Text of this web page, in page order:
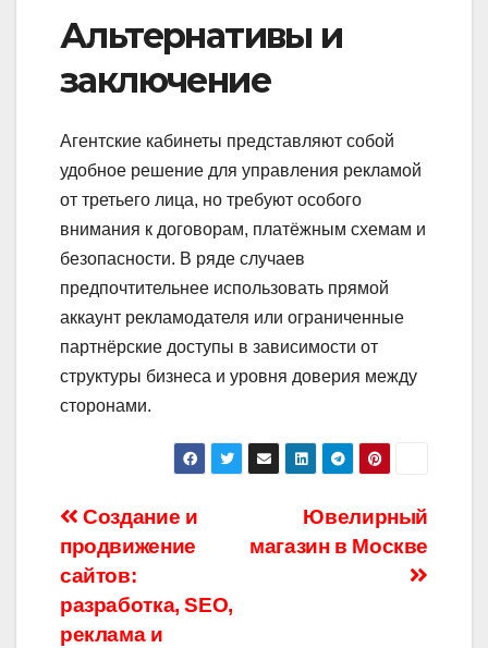
Альтернативы и
заключение
Агентские кабинеты представляют собой
удобное решение для управления рекламой
от третьего лица, но требуют особого
внимания к договорам, платёжным схемам и
безопасности. В ряде случаев
предпочтительнее использовать прямой
аккаунт рекламодателя или ограниченные
партнёрские доступы в зависимости от
структуры бизнеса и уровня доверия между
сторонами.
Навигация
по
записям
Ювелирный
магазин в Москве
Создание и
продвижение
сайтов:
разработка, SEO,
реклама и